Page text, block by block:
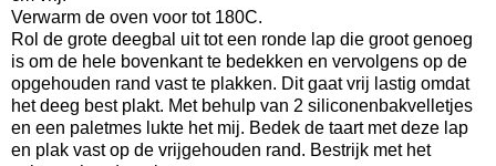
Verwarm de oven voor tot 180C.
Rol de grote deegbal uit tot een ronde lap die groot genoeg
is om de hele bovenkant te bedekken en vervolgens op de
opgehouden rand vast te plakken. Dit gaat vrij lastig omdat
het deeg best plakt. Met behulp van 2 siliconenbakvelletjes
en een paletmes lukte het mij. Bedek de taart met deze lap
en plak vast op de vrijgehouden rand. Bestrijk met het